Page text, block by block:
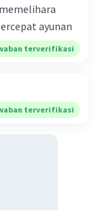
ayunan
terverifikasi
terverifikasi